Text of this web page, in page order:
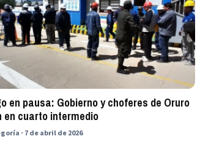
en pausa: Gobierno y choferes de Oruro
en cuarto intermedio
· 7 de abril de 2026